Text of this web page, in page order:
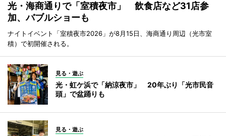
光・海商通りで「室積夜市」 飲食店など31店参
加、バブルショーも
ナイトイベント「室積夜市2026」が8月15日、海商通り周辺（光市室
積）で初開催される。
見る・遊ぶ
光・虹ケ浜で「納涼夜市」 20年ぶり「光市民音
頭」で盆踊りも
見る・遊ぶ